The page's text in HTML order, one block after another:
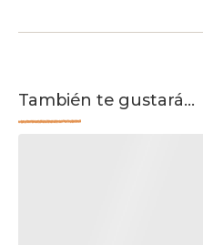
También te gustará...